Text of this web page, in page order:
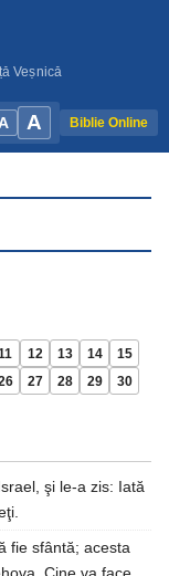
Veșnică
A Biblie Online
12 13 14
15
27 28 29
30
şi le-a zis: Iată
fie sfântă; acesta